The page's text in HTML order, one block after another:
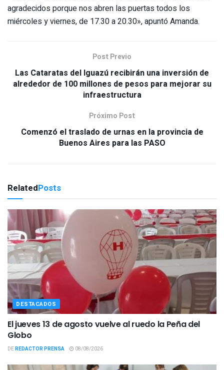
agradecidos porque nos abren las puertas todos los
miércoles y viernes, de 17.30 a 20.30», apuntó Amanda.
Post Previo
Las Cataratas del Iguazú recibirán una inversión de
alrededor de 100 millones de pesos para mejorar su
infraestructura
Próximo Post
Comenzó el traslado de urnas en la provincia de
Buenos Aires para las PASO
RelatedPosts
DESTACADOS
El jueves 13 de agosto vuelve al ruedo la Peña del
Globo
DEREDACTOR PRENSA 08/08/2026